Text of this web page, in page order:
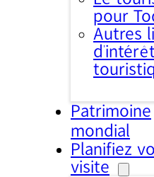
pour
Autres
d'intérêt
Patrimoine
mondial
Planifiez
visite